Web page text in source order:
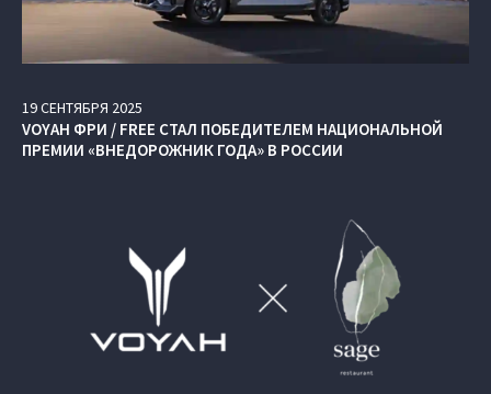
19СЕНТЯБРЯ 2025
VOYAH ФРИ / FREE СТАЛ ПОБЕДИТЕЛЕМ НАЦИОНАЛЬНОЙ
ПРЕМИИ «ВНЕДОРОЖНИК ГОДА» В РОССИИ